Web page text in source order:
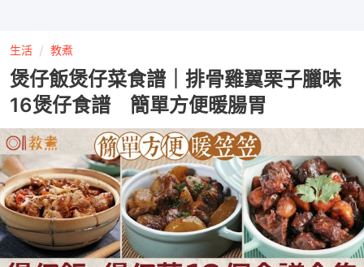
生活 教煮
煲仔飯煲仔菜食譜｜排骨雞翼栗子臘味
16煲仔食譜 簡單方便暖腸胃